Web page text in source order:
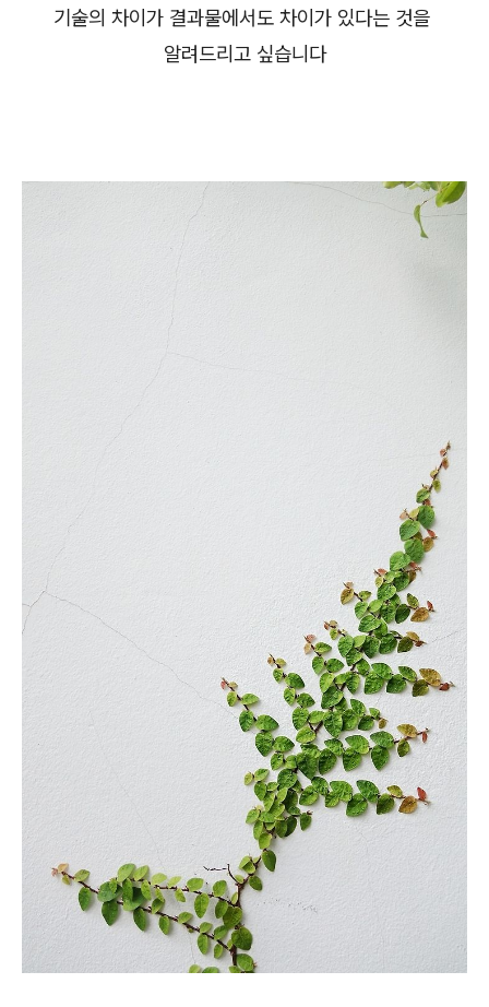
기술의 차이가 결과물에서도 차이가 있다는 것을
알려드리고 싶습니다